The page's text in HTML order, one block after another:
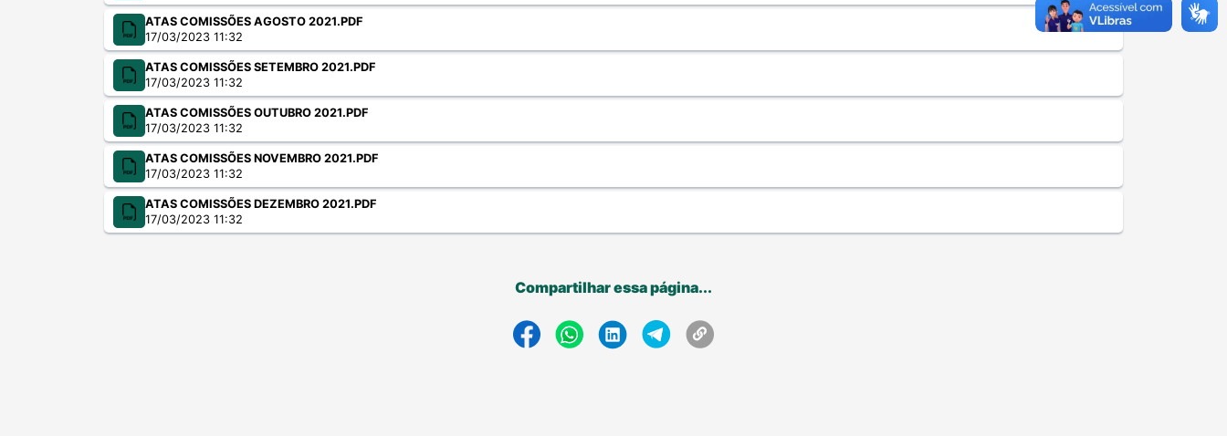
ATAS COMISSÕES AGOSTO 2021.PDF
17/03/2023 11:32
ATAS COMISSÕES SETEMBRO 2021.PDF
17/03/2023 11:32
ATAS COMISSÕES OUTUBRO 2021.PDF
17/03/2023 11:32
ATAS COMISSÕES NOVEMBRO 2021.PDF
17/03/2023 11:32
ATAS COMISSÕES DEZEMBRO 2021.PDF
17/03/2023 11:32
Compartilhar essa página...